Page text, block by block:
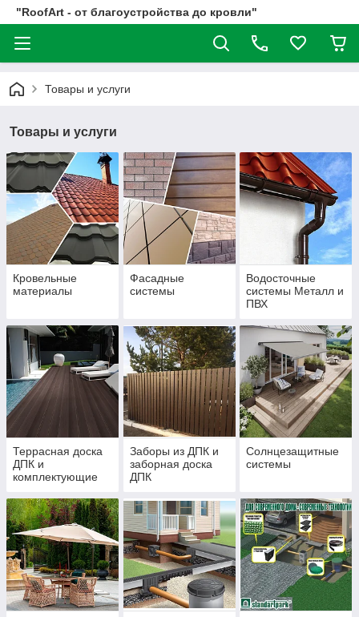
"RoofArt - от благоустройства до кровли"
Товары и услуги
Товары и услуги
Кровельные
материалы
Фасадные
системы
Водосточные
системы Металл и
ПВХ
Террасная доска
ДПК и
комплектующие
Заборы из ДПК и
заборная доска
ДПК
Солнцезащитные
системы